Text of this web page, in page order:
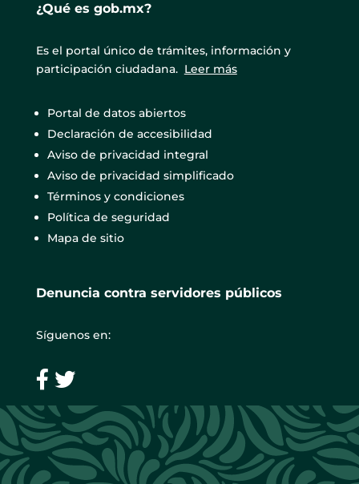
¿Qué es gob.mx?
Es el portal único de trámites, información y
participación ciudadana. Leer más
Portal de datos abiertos
Declaración de accesibilidad
Aviso de privacidad integral
Aviso de privacidad simplificado
Términos y condiciones
Política de seguridad
Mapa de sitio
Denuncia contra servidores públicos
Síguenos en: